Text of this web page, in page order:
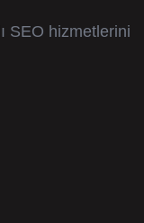
SEO hizmetlerini